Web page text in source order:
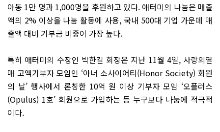
아동 1만 명과 1,000명을 후원하고 있다. 애터미의 나눔은 매출
액의 2% 이상을 나눔 활동에 사용, 국내 500대 기업 가운데 매
출액 대비 기부금 비중이 가장 높다.
특히 애터미의 수장인 박한길 회장은 지난 11월 4일, 사랑의열
매 고액기부자 모임인 ‘아너 소사이어티(Honor Society) 회원
의 날’ 행사에서 론칭한 10억 원 이상 기부자 모임 ‘오플러스
(Opulus) 1호’ 회원으로 가입하는 등 누구보다 나눔에 적극적
이다.